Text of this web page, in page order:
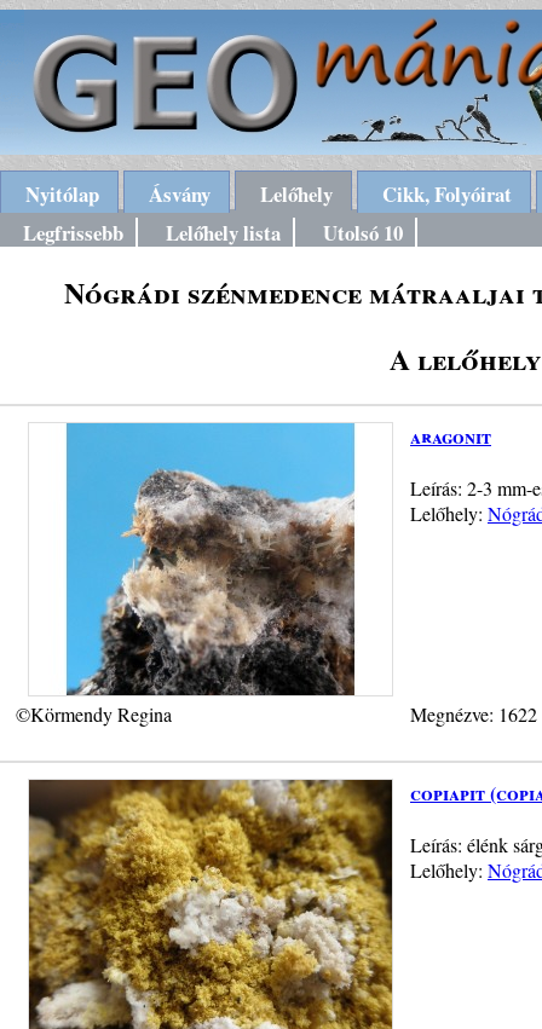
Nyitólap Ásvány Lelőhely
Cikk, Folyóirat
Legfrissebb
Lelőhely lista Utolsó 10
Nógrádi szénmedence
A lelőhely
aragonit
Leírás: 2-3 mm-
Lelőhely:
©Körmendy Regina Megnézve:
copiapit
Leírás: élénk
Lelőhely: